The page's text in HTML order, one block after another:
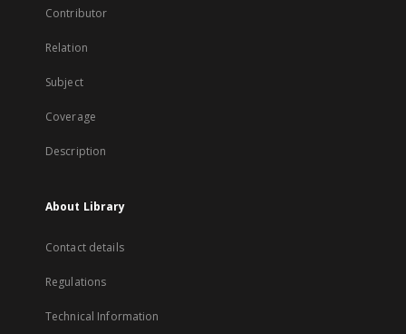
Contributor
Relation
Subject
Coverage
Description
About Library
Contact details
Regulations
Technical Information